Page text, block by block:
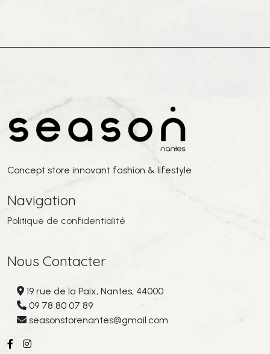
Concept store innovant fashion & lifestyle
Navigation
Politique de confidentialité
Nous Contacter
19 rue de la Paix, Nantes, 44000
09 78 80 07 89
seasonstorenantes@gmail.com